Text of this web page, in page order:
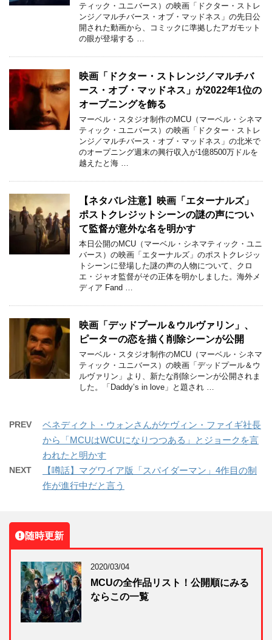
ティック・ユニバース）の映画「ドクター・ストレ
ンジ／マルチバース・オブ・マッドネス」の先日公
開された動画から、コミックに準拠したアガモット
の眼が登場する …
映画「ドクター・ストレンジ／マルチバ
ース・オブ・マッドネス」が2022年1位の
オープニングを飾る
マーベル・スタジオ制作のMCU（マーベル・シネマ
ティック・ユニバース）の映画「ドクター・ストレ
ンジ／マルチバース・オブ・マッドネス」の北米で
のオープニング週末の興行収入が1億8500万ドルを
越えたと海 …
【ネタバレ注意】映画「エターナルズ」
ポストクレジットシーンの謎の声につい
て監督が意外な名を明かす
本日公開のMCU（マーベル・シネマティック・ユニ
バース）の映画「エターナルズ」のポストクレジッ
トシーンに登場した謎の声の人物について、クロ
エ・ジャオ監督がその正体を明かしました。海外メ
ディア Fand …
映画「デッドプール＆ウルヴァリン」、
ピーターの恋を描く削除シーンが公開
マーベル・スタジオ制作のMCU（マーベル・シネマ
ティック・ユニバース）の映画「デッドプール＆ウ
ルヴァリン」より、新たな削除シーンが公開されま
した。「Daddy’s in love」と題され …
PREV
ベネディクト・ウォンさんがケヴィン・ファイギ社長
から「MCUはWCUになりつつある」とジョークを言
われたと明かす
NEXT
【噂話】マグワイア版「スパイダーマン」4作目の制
作が進行中だと言う
随時更新
2020/03/04
MCUの全作品リスト！公開順にみる
ならこの一覧